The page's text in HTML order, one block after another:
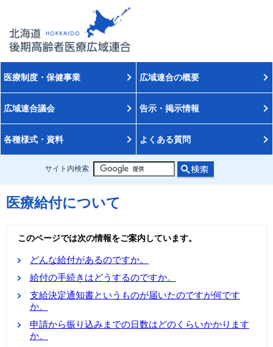
医療制度・保健事業 広域連合の概要
広域連合議会 告示・掲示情報
各種様式・資料 よくある質問
サイト内検索
医療給付について
このページでは次の情報をご案内しています。
どんな給付があるのですか。
給付の手続きはどうするのですか。
支給決定通知書というものが届いたのですが何です
か。
申請から振り込みまでの日数はどのくらいかかります
か。